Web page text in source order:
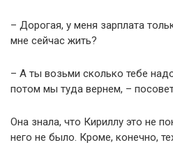
– Дорогая, у меня зарплата
мне сейчас жить?
– А ты возьми сколько тебе
потом мы туда вернем, –
Она знала, что Кириллу это не
него не было. Кроме, конечно,